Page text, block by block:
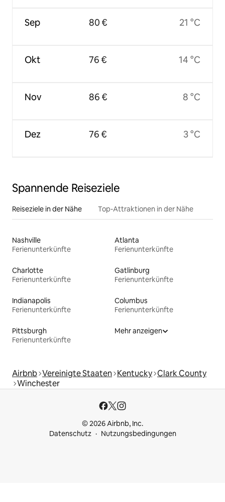
Sep
Okt
Nov
Dez
80 €
76 €
86 €
76 €
21 °C
14 °C
8 °C
3 °C
Spannende Reiseziele
Reiseziele in der Nähe Top-Attraktionen in der Nähe
Nashville
Ferienunterkünfte
Atlanta
Ferienunterkünfte
Charlotte
Ferienunterkünfte
Gatlinburg
Ferienunterkünfte
Indianapolis
Ferienunterkünfte
Columbus
Ferienunterkünfte
Pittsburgh
Ferienunterkünfte
Mehr anzeigen
Airbnb Vereinigte Staaten Kentucky Clark County
Winchester
© 2026 Airbnb, Inc.
Datenschutz
Nutzungsbedingungen